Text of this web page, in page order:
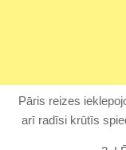
Pāris reizes
arī radīsi krūtīs